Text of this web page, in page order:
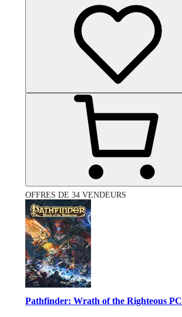
OFFRES DE 34 VENDEURS
Pathfinder: Wrath of the Righteous PC